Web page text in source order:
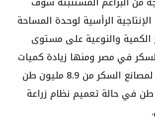
الرأسية لوحدة المساحة
الكمية والنوعية على مستوى
في مصر ومنها زيادة كميات
القصب المورد لمصانع السكر من 8.9 مليون طن
طن في حالة تعميم نظام زراعة